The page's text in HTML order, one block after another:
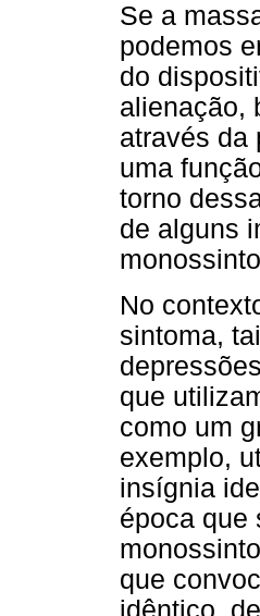
Se a
podemos
do
alienação,
através da
uma
torno
de alguns
No
sintoma,
que
como um
exemplo,
insígnia
época que
que
idêntico,